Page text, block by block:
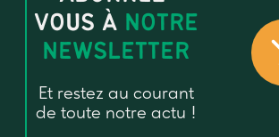
VOUS À NOTRE
NEWSLETTER
Et restez au courant
de toute notre actu !